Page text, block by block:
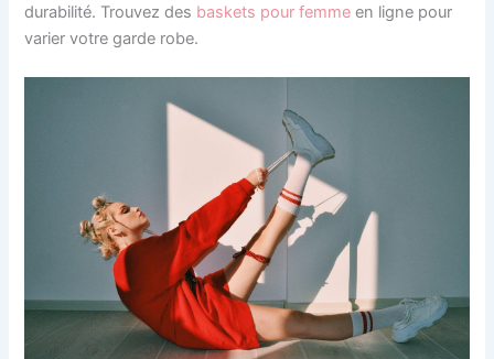
durabilité. Trouvez des baskets pour femme en ligne pour
varier votre garde robe.